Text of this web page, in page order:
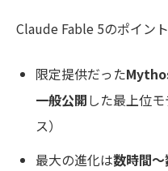
Claude Fable 5のポイント
限定提供だった
一般公開した最上位
ス）
最大の進化は数時間